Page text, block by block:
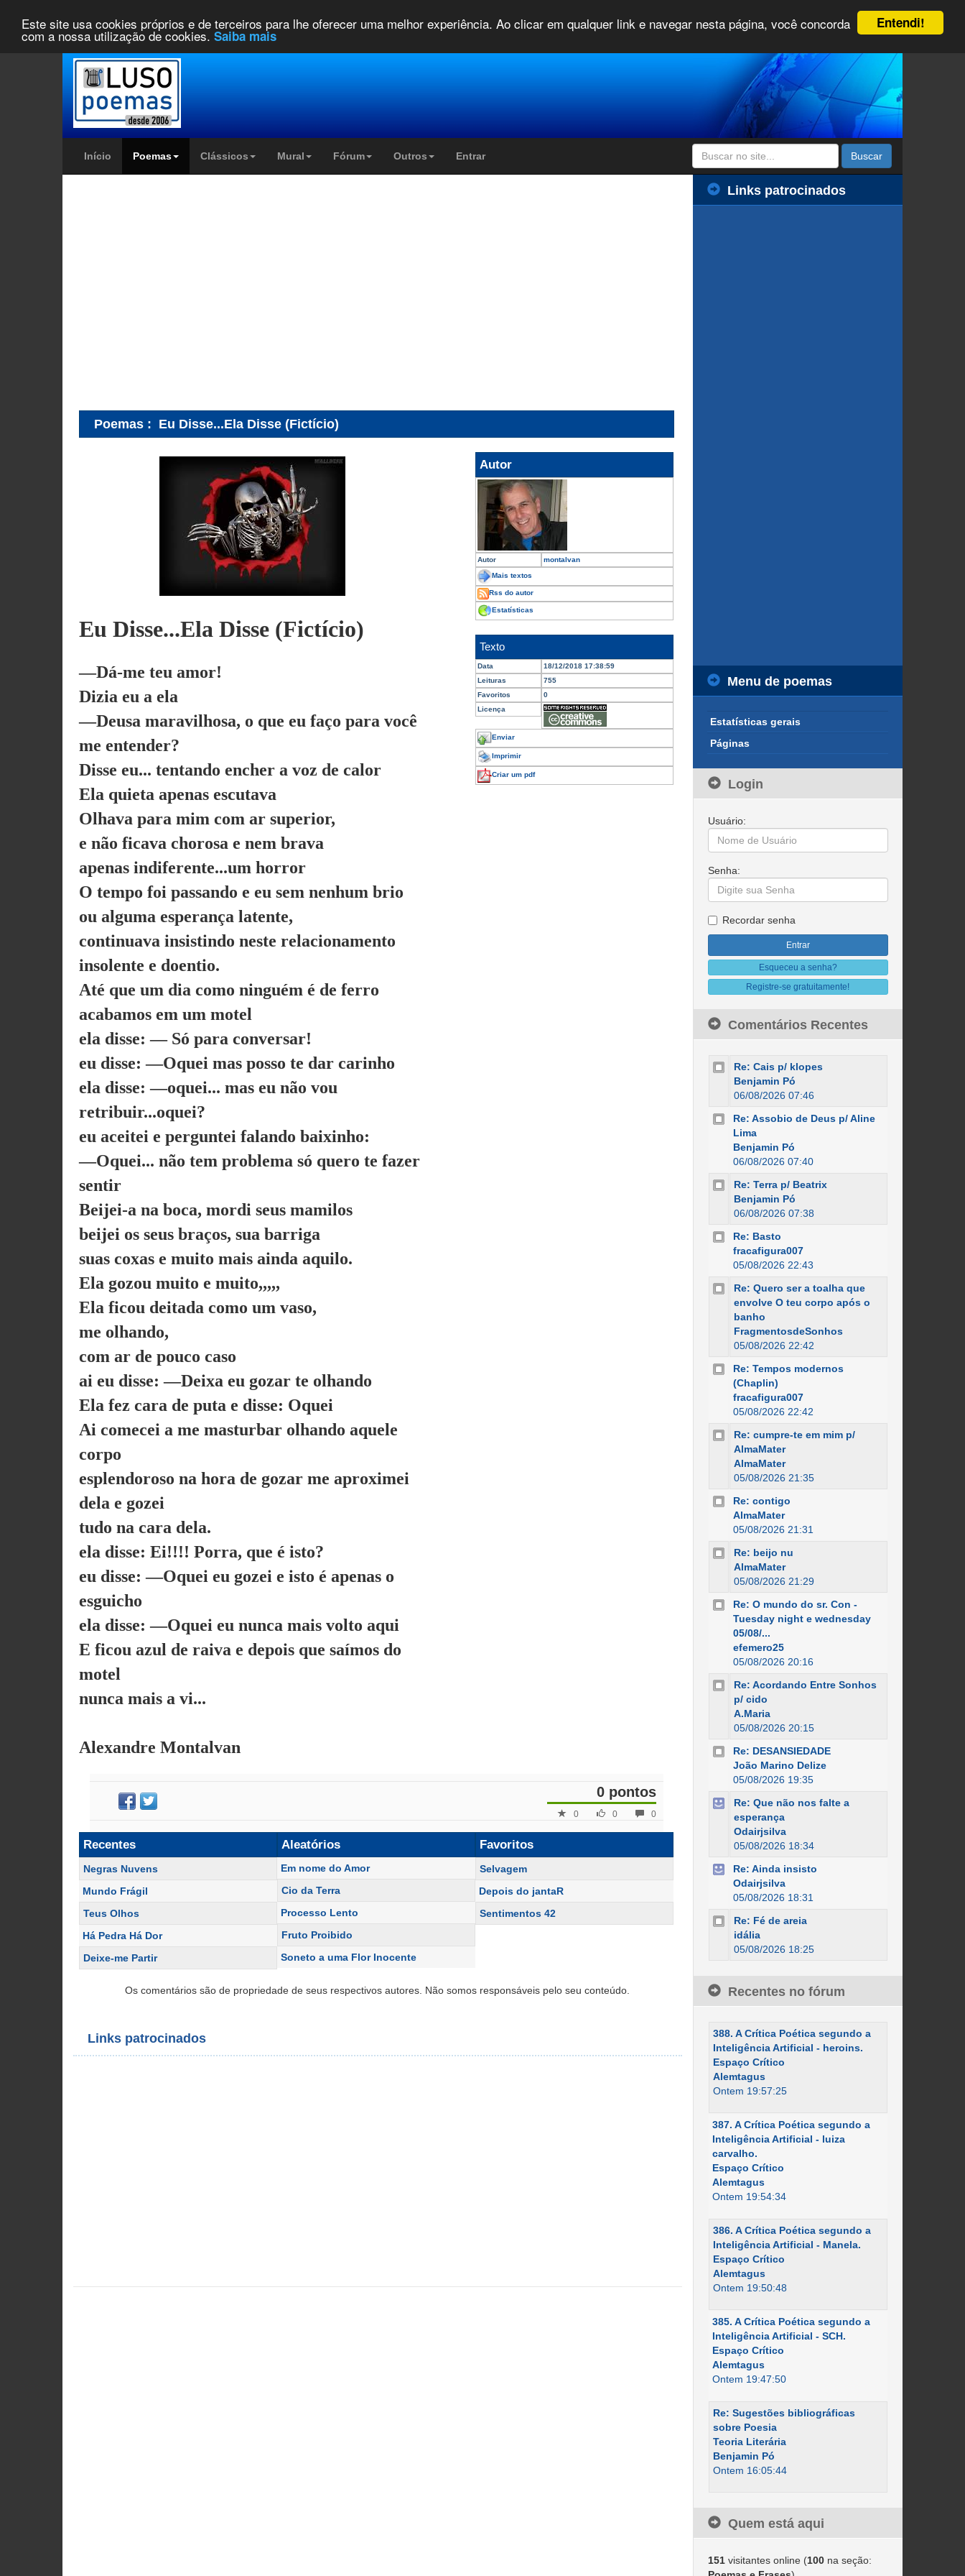
Entendi!
Este site usa cookies próprios e de terceiros para lhe oferecer uma melhor experiência. Ao clicar em qualquer link e navegar nesta página, você concorda
com a nossa utilização de cookies. Saiba mais
Início Poemas Clássicos Mural Fórum Outros Entrar Buscar
Poemas : Eu Disse...Ela Disse (Fictício)
Eu Disse...Ela Disse (Fictício)
—Dá-me teu amor!
Dizia eu a ela
—Deusa maravilhosa, o que eu faço para você
me entender?
Disse eu... tentando encher a voz de calor
Ela quieta apenas escutava
Olhava para mim com ar superior,
e não ficava chorosa e nem brava
apenas indiferente...um horror
O tempo foi passando e eu sem nenhum brio
ou alguma esperança latente,
continuava insistindo neste relacionamento
insolente e doentio.
Até que um dia como ninguém é de ferro
acabamos em um motel
ela disse: — Só para conversar!
eu disse: —Oquei mas posso te dar carinho
ela disse: —oquei... mas eu não vou
retribuir...oquei?
eu aceitei e perguntei falando baixinho:
—Oquei... não tem problema só quero te fazer
sentir
Beijei-a na boca, mordi seus mamilos
beijei os seus braços, sua barriga
suas coxas e muito mais ainda aquilo.
Ela gozou muito e muito,,,,,
Ela ficou deitada como um vaso,
me olhando,
com ar de pouco caso
ai eu disse: —Deixa eu gozar te olhando
Ela fez cara de puta e disse: Oquei
Ai comecei a me masturbar olhando aquele
corpo
esplendoroso na hora de gozar me aproximei
dela e gozei
tudo na cara dela.
ela disse: Ei!!!! Porra, que é isto?
eu disse: —Oquei eu gozei e isto é apenas o
esguicho
ela disse: —Oquei eu nunca mais volto aqui
E ficou azul de raiva e depois que saímos do
motel
nunca mais a vi...
Alexandre Montalvan
Autor
Autor montalvan
Mais textos
Rss do autor
Estatísticas
Texto
Data
18/12/2018 17:38:59
Leituras
755
Favoritos
0
Licença
Enviar
Imprimir
Criar um pdf
0 pontos
0
0
0
Recentes
Negras Nuvens
Mundo Frágil
Teus Olhos
Há Pedra Há Dor
Deixe-me Partir
Aleatórios
Em nome do Amor
Cio da Terra
Processo Lento
Fruto Proibido
Soneto a uma Flor Inocente
Favoritos
Selvagem
Depois do jantaR
Sentimentos 42
Os comentários são de propriedade de seus respectivos autores. Não somos responsáveis pelo seu conteúdo.
Links patrocinados
Links patrocinados
Menu de poemas
Estatísticas gerais
Páginas
Login
Usuário:
Senha:
Recordar senha
Esqueceu a senha?
Registre-se gratuitamente!
Comentários Recentes
Re: Cais p/ klopes
Benjamin Pó
06/08/2026 07:46
Re: Assobio de Deus p/ Aline
Lima
Benjamin Pó
06/08/2026 07:40
Re: Terra p/ Beatrix
Benjamin Pó
06/08/2026 07:38
Re: Basto
fracafigura007
05/08/2026 22:43
Re: Quero ser a toalha que
envolve O teu corpo após o
banho
FragmentosdeSonhos
05/08/2026 22:42
Re: Tempos modernos
(Chaplin)
fracafigura007
05/08/2026 22:42
Re: cumpre-te em mim p/
AlmaMater
AlmaMater
05/08/2026 21:35
Re: contigo
AlmaMater
05/08/2026 21:31
Re: beijo nu
AlmaMater
05/08/2026 21:29
Re: O mundo do sr. Con -
Tuesday night e wednesday
05/08/...
efemero25
05/08/2026 20:16
Re: Acordando Entre Sonhos
p/ cido
A.Maria
05/08/2026 20:15
Re: DESANSIEDADE
João Marino Delize
05/08/2026 19:35
Re: Que não nos falte a
esperança
Odairjsilva
05/08/2026 18:34
Re: Ainda insisto
Odairjsilva
05/08/2026 18:31
Re: Fé de areia
idália
05/08/2026 18:25
Recentes no fórum
388. A Crítica Poética segundo a
Inteligência Artificial - heroins.
Espaço Crítico
Alemtagus
Ontem 19:57:25
387. A Crítica Poética segundo a
Inteligência Artificial - luiza
carvalho.
Espaço Crítico
Alemtagus
Ontem 19:54:34
386. A Crítica Poética segundo a
Inteligência Artificial - Manela.
Espaço Crítico
Alemtagus
Ontem 19:50:48
385. A Crítica Poética segundo a
Inteligência Artificial - SCH.
Espaço Crítico
Alemtagus
Ontem 19:47:50
Re: Sugestões bibliográficas
sobre Poesia
Teoria Literária
Benjamin Pó
Ontem 16:05:44
Quem está aqui
151visitantes online (100na seção: